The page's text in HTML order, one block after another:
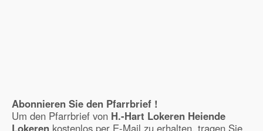
Abonnieren Sie den Pfarrbrief !
Um den Pfarrbrief von H.-Hart Lokeren Heiende
Lokeren kostenlos per E-Mail zu erhalten, tragen Sie